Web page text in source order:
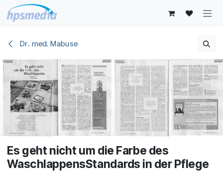
Zum Inhalt springen
Dr. med. Mabuse
Es geht nicht um die Farbe des
WaschlappensStandards in der Pflege